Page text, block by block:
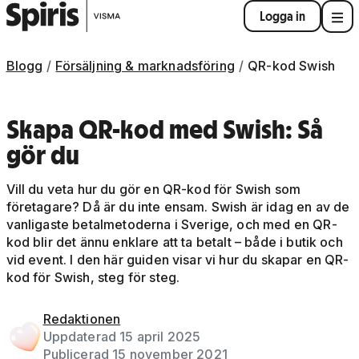
Logga in
Blogg Försäljning & marknadsföring QR-kod Swish
Skapa QR-kod med Swish: Så
gör du
Vill du veta hur du gör en QR-kod för Swish som
företagare? Då är du inte ensam. Swish är idag en av de
vanligaste betalmetoderna i Sverige, och med en QR-
kod blir det ännu enklare att ta betalt – både i butik och
vid event. I den här guiden visar vi hur du skapar en QR-
kod för Swish, steg för steg.
Redaktionen
Uppdaterad 15 april 2025
Publicerad 15 november 2021